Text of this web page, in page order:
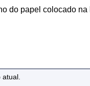
do papel colocado na